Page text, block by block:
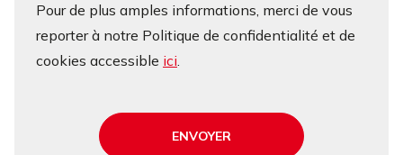
Pour de plus amples informations, merci de vous
reporter à notre Politique de confidentialité et de
cookies accessible ici.
ENVOYER